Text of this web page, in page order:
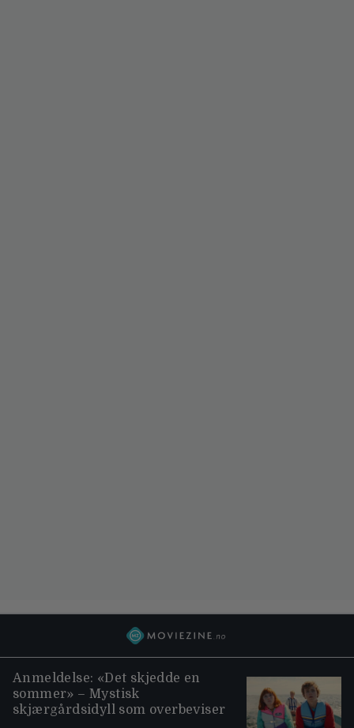
Anmeldelse: «Det skjedde en
sommer» – Mystisk
skjærgårdsidyll som overbeviser